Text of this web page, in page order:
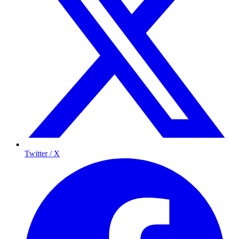
Twitter / X